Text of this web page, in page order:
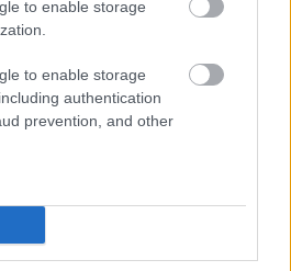
to enable storage
to enable storage
authentication
prevention, and other
cégekhez fordult: több száz
szereplője
így festett a Duna a két évvel